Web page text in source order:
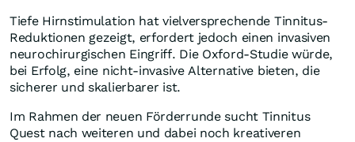
Tiefe Hirnstimulation hat vielversprechende Tinnitus-
Reduktionen gezeigt, erfordert jedoch einen invasiven
neurochirurgischen Eingriff. Die Oxford-Studie würde,
bei Erfolg, eine nicht-invasive Alternative bieten, die
sicherer und skalierbarer ist.
Im Rahmen der neuen Förderrunde sucht Tinnitus
Quest nach weiteren und dabei noch kreativeren